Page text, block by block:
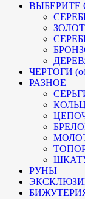
ВЫБЕРИТЕ
ЧЕРТОГИ
РАЗНОЕ
РУНЫ